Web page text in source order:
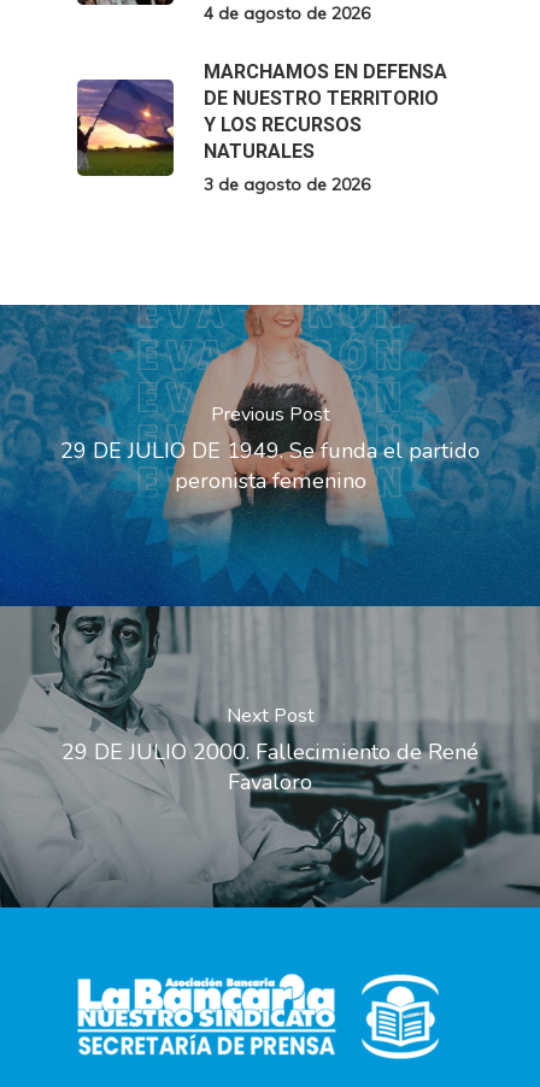
4 de agosto de 2026
MARCHAMOS EN DEFENSA
DE NUESTRO TERRITORIO
Y LOS RECURSOS
NATURALES
3 de agosto de 2026
Previous Post
29 DE JULIO DE 1949. Se funda el partido
peronista femenino
Next Post
29 DE JULIO 2000. Fallecimiento de René
Favaloro